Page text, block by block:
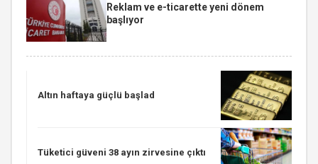
Reklam ve e-ticarette yeni dönem
başlıyor
Altın haftaya güçlü başlad
Tüketici güveni 38 ayın zirvesine çıktı